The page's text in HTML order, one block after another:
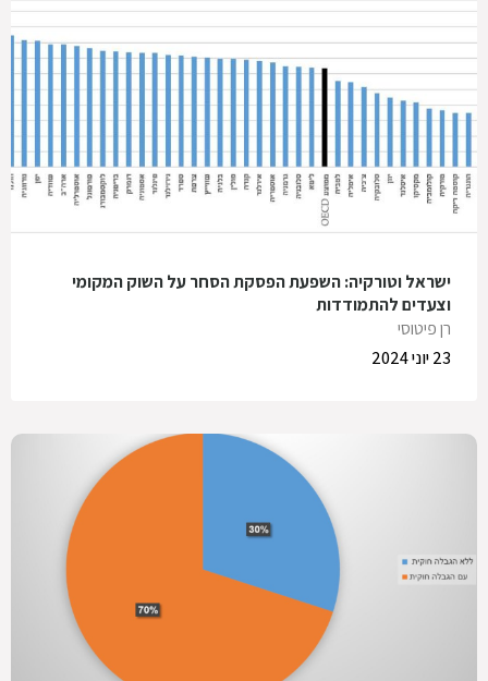
ישראל וטורקיה: השפעת הפסקת הסחר על השוק המקומי
וצעדים להתמודדות
רן פיטוסי
23 יוני 2024